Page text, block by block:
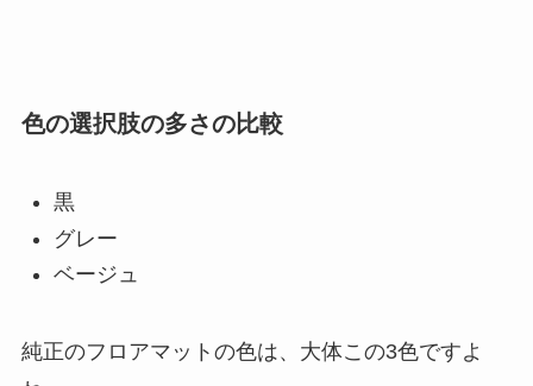
色の選択肢の多さの比較
黒
グレー
ベージュ
純正のフロアマットの色は、大体この3色ですよ